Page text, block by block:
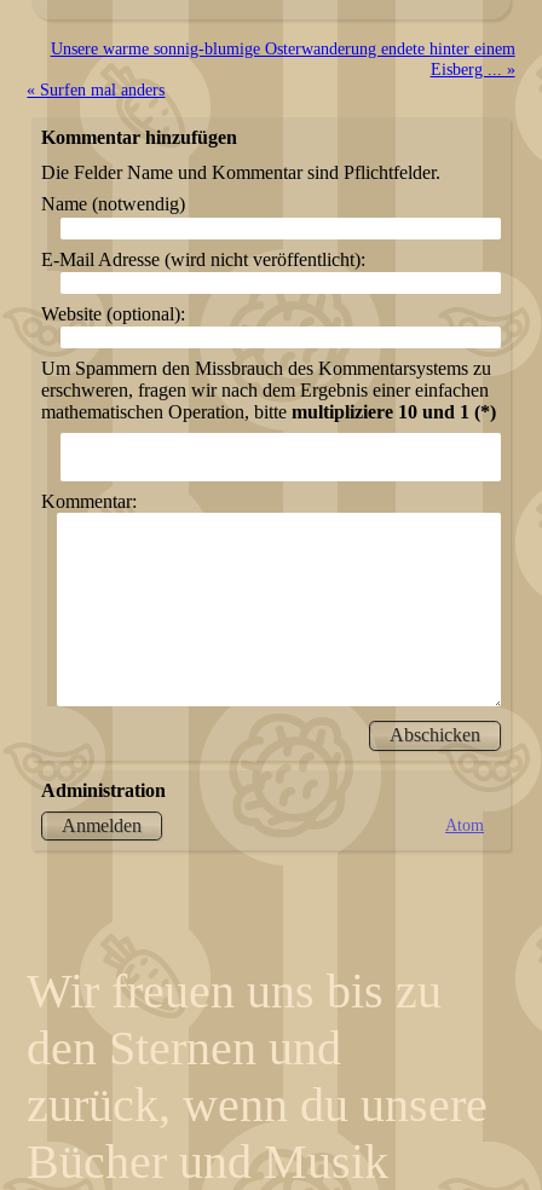
Unsere warme sonnig-blumige Osterwanderung endete hinter einem
Eisberg ... »
« Surfen mal anders
Kommentar hinzufügen
Die Felder Name und Kommentar sind Pflichtfelder.
Name (notwendig)
E-Mail Adresse (wird nicht veröffentlicht):
Website (optional):
Um Spammern den Missbrauch des Kommentarsystems zu
erschweren, fragen wir nach dem Ergebnis einer einfachen
mathematischen Operation, bitte multipliziere 10 und 1 (*)
Kommentar:
Administration
Anmelden
Atom
Wir freuen uns bis zu
den Sternen und
zurück, wenn du unsere
Bücher und Musik